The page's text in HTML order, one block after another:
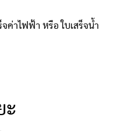
ค่าไฟฟ้า หรือ ใบเสร็จน้ำ
ะ